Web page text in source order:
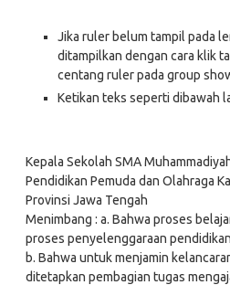
Jika ruler belum tampil pada
ditampilkan dengan cara klik
centang ruler pada group
Ketikan teks seperti dibawah
Kepala Sekolah SMA
Pendidikan Pemuda dan Olahraga
Provinsi Jawa Tengah
Menimbang : a. Bahwa proses
proses penyelenggaraan
b. Bahwa untuk menjamin
ditetapkan pembagian tugas